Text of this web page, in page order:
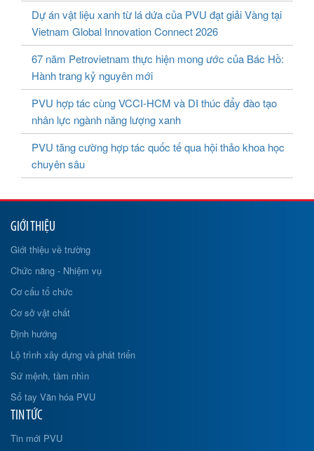
Dự án vật liệu xanh từ lá dứa của PVU đạt giải Vàng tại
Vietnam Global Innovation Connect 2026
67 năm Petrovietnam thực hiện mong ước của Bác Hồ:
Hành trang kỷ nguyên mới
PVU hợp tác cùng VCCI-HCM và DI thúc đẩy đào tạo
nhân lực ngành năng lượng xanh
PVU tăng cường hợp tác quốc tế qua hội thảo khoa học
chuyên sâu
GIỚI THIỆU
Giới thiệu về trường
Chức năng - Nhiệm vụ
Cơ cấu tổ chức
Cơ sở vật chất
Định hướng
Lộ trình xây dựng và phát triển
Sứ mệnh, tầm nhìn
Sổ tay Văn hóa PVU
TIN TỨC
Tin mới PVU